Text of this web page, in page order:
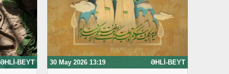
ƏHLI-BEYT 30 May 2026 13:19 ƏHLI-BEYT